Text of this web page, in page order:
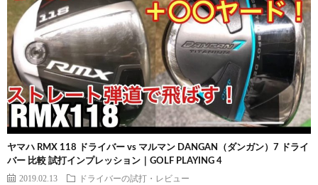
ヤマハ RMX 118 ドライバー vs マルマン DANGAN（ダンガン）7 ドライ
バー 比較 試打インプレッション｜GOLF PLAYING 4
2019.02.13 ドライバーの試打・レビュー